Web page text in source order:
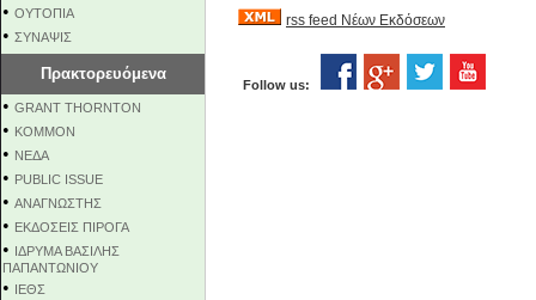
• ΟΥΤΟΠΙΑ
• ΣΥΝΑΨΙΣ
Πρακτορευόμενα
• GRANT THORNTON
• KOMMON
• NEΔΑ
• PUBLIC ISSUE
• ΑΝΑΓΝΩΣΤΗΣ
• ΕΚΔΟΣΕΙΣ ΠΙΡΟΓΑ
• ΙΔΡΥΜΑ ΒΑΣΙΛΗΣ
ΠΑΠΑΝΤΩΝΙΟΥ
• ΙΕΘΣ
rss feed Νέων Εκδόσεων
Follow us: